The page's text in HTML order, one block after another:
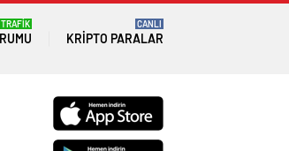
TRAFİK
KRIPTO PARALAR
CANLI